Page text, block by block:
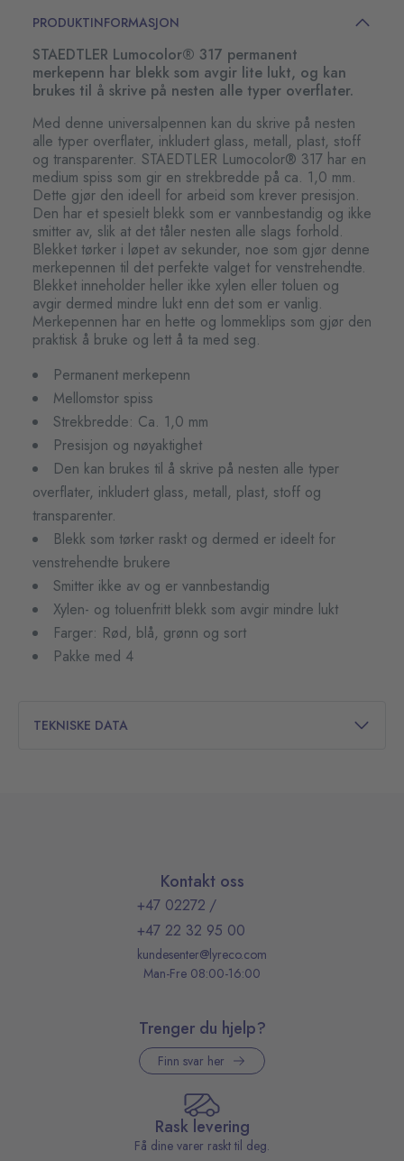
PRODUKTINFORMASJON
STAEDTLER Lumocolor® 317 permanent
merkepenn har blekk som avgir lite lukt, og kan
brukes til å skrive på nesten alle typer overflater.
Med denne universalpennen kan du skrive på nesten
alle typer overflater, inkludert glass, metall, plast, stoff
og transparenter. STAEDTLER Lumocolor® 317 har en
medium spiss som gir en strekbredde på ca. 1,0 mm.
Dette gjør den ideell for arbeid som krever presisjon.
Den har et spesielt blekk som er vannbestandig og ikke
smitter av, slik at det tåler nesten alle slags forhold.
Blekket tørker i løpet av sekunder, noe som gjør denne
merkepennen til det perfekte valget for venstrehendte.
Blekket inneholder heller ikke xylen eller toluen og
avgir dermed mindre lukt enn det som er vanlig.
Merkepennen har en hette og lommeklips som gjør den
praktisk å bruke og lett å ta med seg.
Permanent merkepenn
Mellomstor spiss
Strekbredde: Ca. 1,0 mm
Presisjon og nøyaktighet
Den kan brukes til å skrive på nesten alle typer
overflater, inkludert glass, metall, plast, stoff og
transparenter.
Blekk som tørker raskt og dermed er ideelt for
venstrehendte brukere
Smitter ikke av og er vannbestandig
Xylen- og toluenfritt blekk som avgir mindre lukt
Farger: Rød, blå, grønn og sort
Pakke med 4
TEKNISKE DATA
Kontakt oss
+47 02272 /
+47 22 32 95 00
kundesenter@lyreco.com
Man-Fre 08:00-16:00
Trenger du hjelp?
Finn svar her
Rask levering
Få dine varer raskt til deg.